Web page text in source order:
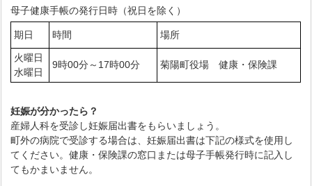
母子健康手帳の発行日時（祝日を除く）
期日 時間 場所
火曜日
水曜日
9時00分～17時00分 菊陽町役場 健康・保険課
妊娠が分かったら？
産婦人科を受診し妊娠届出書をもらいましょう。
町外の病院で受診する場合は、妊娠届出書は下記の様式を使用し
てください。健康・保険課の窓口または母子手帳発行時に記入し
てもかまいません。